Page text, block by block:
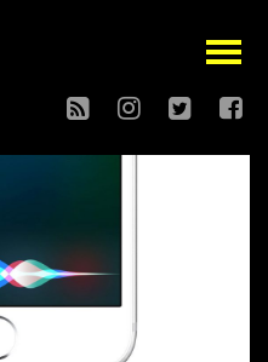
open